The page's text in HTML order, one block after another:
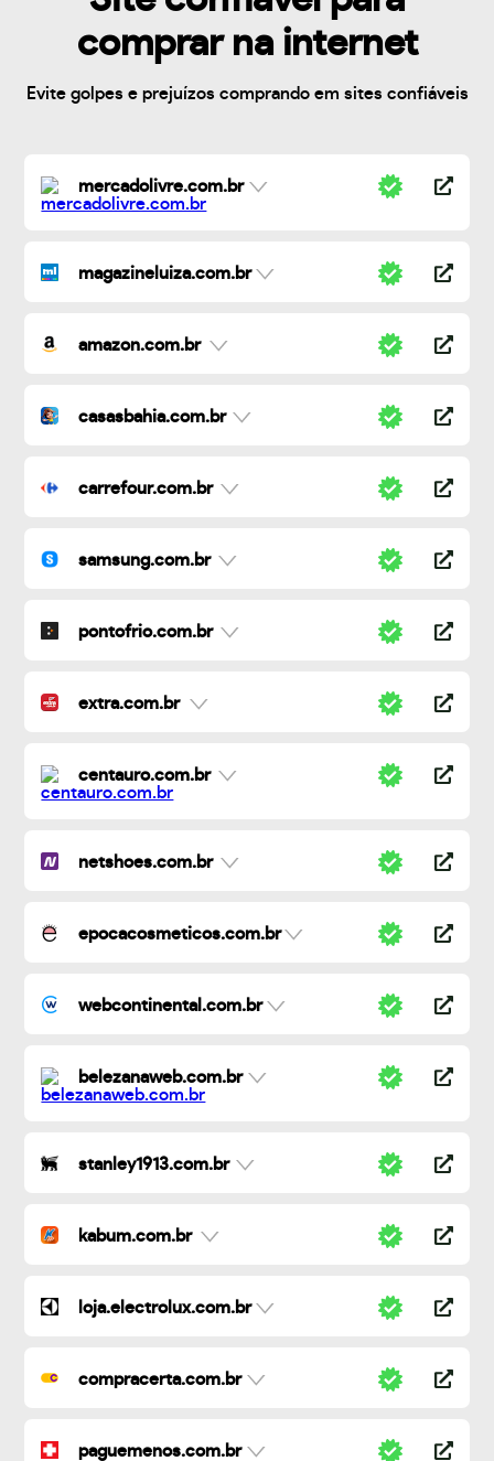
comprar na internet
Evite golpes e prejuízos comprando em sites confiáveis
mercadolivre.com.br
magazineluiza.com.br
amazon.com.br
casasbahia.com.br
carrefour.com.br
samsung.com.br
pontofrio.com.br
extra.com.br
centauro.com.br
netshoes.com.br
epocacosmeticos.com.br
webcontinental.com.br
belezanaweb.com.br
stanley1913.com.br
kabum.com.br
loja.electrolux.com.br
compracerta.com.br
paguemenos.com.br